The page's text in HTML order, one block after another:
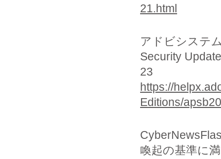
21.html
アドビシステ
Security
23
https://
Editions/
喚起の基準に